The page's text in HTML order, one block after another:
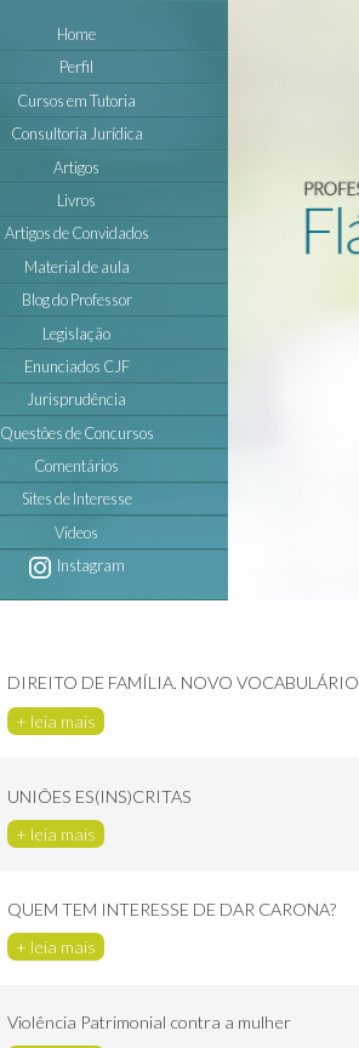
Home
Perfil
Cursos em Tutoria
Consultoria Jurídica
Artigos
Livros
Artigos de Convidados
Material de aula
Blog do Professor
Legislação
Enunciados CJF
Jurisprudência
Questôes de Concursos
Comentários
Sites de Interesse
Vídeos
Instagram
DIREITO DE FAMÍLIA. NOVO VOCABULÁRIO
+ leia mais
UNIÕES ES(INS)CRITAS
+ leia mais
QUEM TEM INTERESSE DE DAR CARONA?
+ leia mais
Violência Patrimonial contra a mulher